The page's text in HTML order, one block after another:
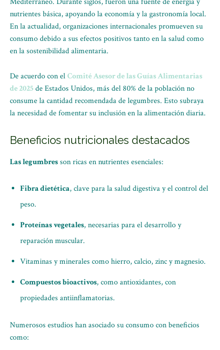
nutrientes básica, apoyando la economía y la gastronomía local.
En la actualidad, organizaciones internacionales promueven su
consumo debido a sus efectos positivos tanto en la salud como
en la sostenibilidad alimentaria.
De acuerdo con elComité Asesor de las Guías Alimentarias
de 2025de Estados Unidos, más del 80% de la población no
consume la cantidad recomendada de legumbres. Esto subraya
la necesidad de fomentar su inclusión en la alimentación diaria.
Beneficios nutricionales destacados
Las legumbresson ricas en nutrientes esenciales:
Fibra dietética, clave para la salud digestiva y el control del
peso.
Proteínas vegetales, necesarias para el desarrollo y
reparación muscular.
Vitaminas y minerales como hierro, calcio, zinc y magnesio.
Compuestos bioactivos, como antioxidantes, con
propiedades antiinflamatorias.
Numerosos estudios han asociado su consumo con beneficios
como: